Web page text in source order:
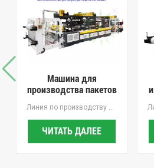
Машина для
производства пакетов
подушке
Линия по производству воздушных мешков (двойная коррекция и двойная обмотка) разработаны нашей компанией в соответствии с требованиями рынка. В исходную конструкцию добавлена двойная корректирующая подача материала. Он подходит для коэкструзионной пленки PE и рулонов других материалов для производства различных мешков с воздушной колонной, воздушной подушки и мешков для хранения.
ЧИТАТЬ ДАЛЕЕ